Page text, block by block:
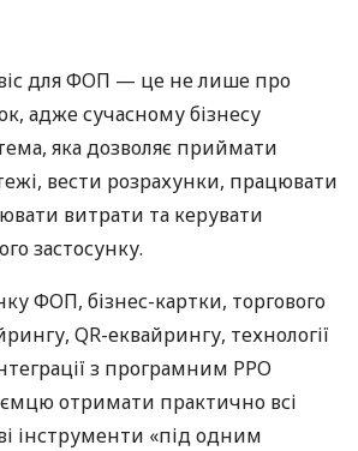
для ФОП — це не лише про
адже сучасному бізнесу
яка дозволяє приймати
вести розрахунки, працювати
витрати та керувати
застосунку.
ФОП, бізнес-картки, торгового
QR-еквайрингу, технології
з програмним РРО
отримати практично всі
інструменти «під одним